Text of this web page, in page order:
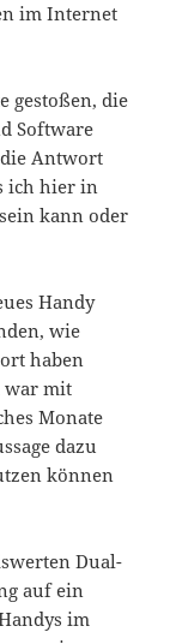
im Internet
gestoßen, die
Software
Antwort
ich hier in
kann oder
Handy
wie
haben
war mit
Monate
dazu
können
Dual-
auf ein
im